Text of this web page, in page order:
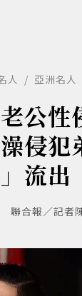
人 亞洲名人
公性
侵犯
流出
聯合報／記者